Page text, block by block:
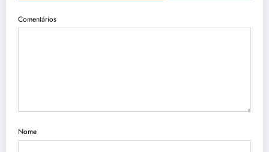
Comentários
Nome